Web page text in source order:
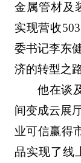
金属管材及
实现营收
委书记李东
济的转型之路
他在谈
间变成云展
业可信赢得
品实现了线